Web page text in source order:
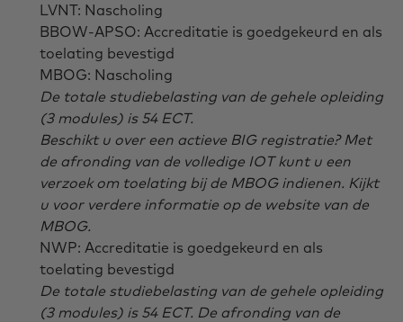
LVNT: Nascholing
BBOW-APSO: Accreditatie is goedgekeurd en als
toelating bevestigd
MBOG: Nascholing
De totale studiebelasting van de gehele opleiding
(3 modules) is 54 ECT.
Beschikt u over een actieve BIG registratie? Met
de afronding van de volledige IOT kunt u een
verzoek om toelating bij de MBOG indienen. Kijkt
u voor verdere informatie op de website van de
MBOG.
NWP: Accreditatie is goedgekeurd en als
toelating bevestigd
De totale studiebelasting van de gehele opleiding
(3 modules) is 54 ECT. De afronding van de